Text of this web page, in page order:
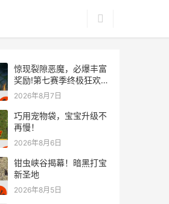
惊现裂隙恶魔，必爆丰富
奖励!第七赛季终极狂欢来
袭
2026年8月7日
巧用宠物袋，宝宝升级不
再慢！
2026年8月6日
钳虫峡谷揭幕！暗黑打宝
新圣地
2026年8月5日